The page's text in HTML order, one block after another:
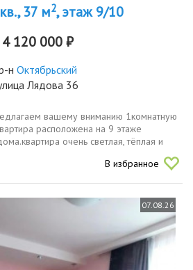
37 м2, этаж 9/10
4 120 000 ₽
н Октябрьский
Лядова 36
вашему вниманию 1комнатную
расположена на 9 этаже
очень светлая, тёплая и
кв.м. с учетом балконакухня 6,7
В избранное
07.08.26